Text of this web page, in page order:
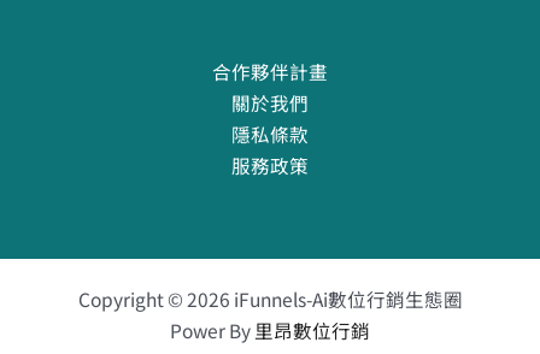
合作夥伴計畫
關於我們
隱私條款
服務政策
Copyright © 2026 iFunnels-Ai數位行銷生態圈
Power By 里昂數位行銷